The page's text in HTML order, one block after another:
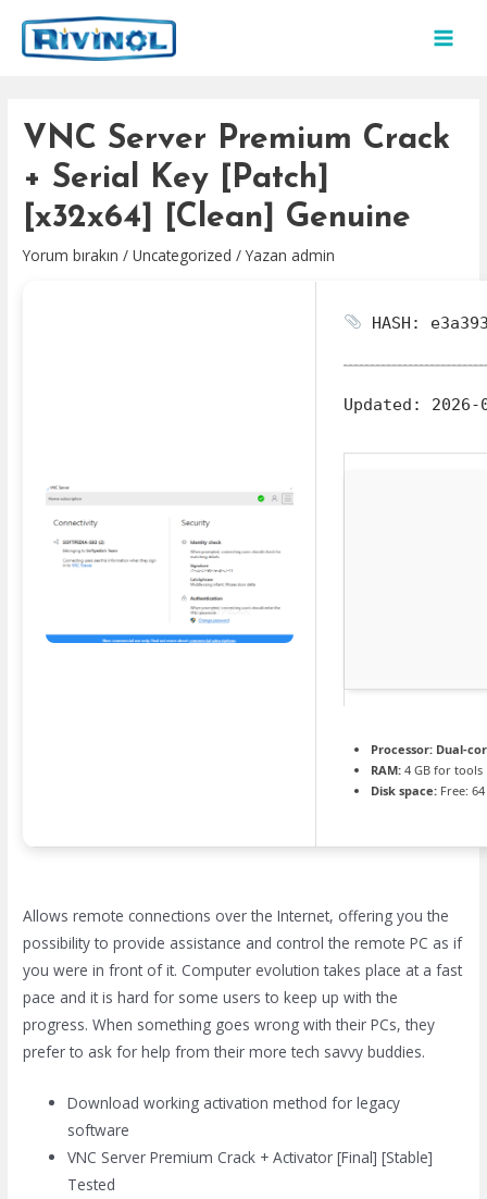
atla
VNC Server Premium Crack
+ Serial Key [Patch]
[x32x64] [Clean] Genuine
Yorum bırakın /Uncategorized / Yazan admin
HASH:
Updated: 2026-
Processor: Dual-
RAM: 4 GB for tools
Disk space: Free:
Allows remote connections over the Internet, offering you the
possibility to provide assistance and control the remote PC as if
you were in front of it. Computer evolution takes place at a fast
pace and it is hard for some users to keep up with the
progress. When something goes wrong with their PCs, they
prefer to ask for help from their more tech savvy buddies.
Download working activation method for legacy
software
VNC Server Premium Crack + Activator [Final] [Stable]
Tested